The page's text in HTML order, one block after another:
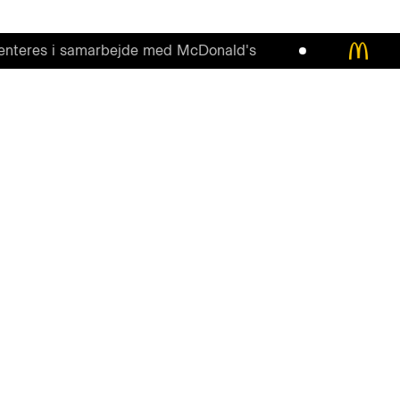
i samarbejde med McDonald's